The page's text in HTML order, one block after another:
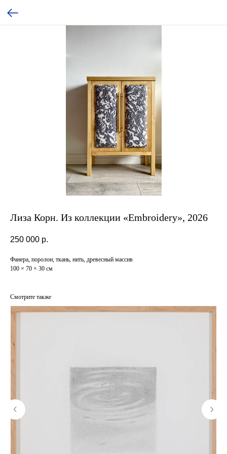
Лиза Корн. Из коллекции «Embroidery», 2026
250 000 р.
Фанера, поролон, ткань, нить, древесный массив
100 × 70 × 30 см
Смотрите также